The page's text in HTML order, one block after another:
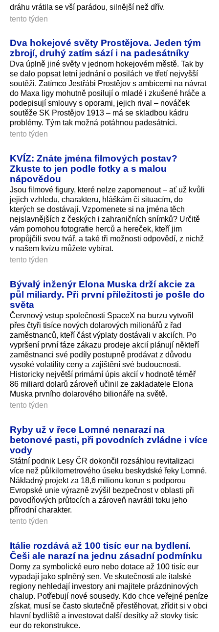
dráhu vrátila se vší parádou, silnější než dřív.
tento týden
Dva hokejové světy Prostějova. Jeden tým
zbrojí, druhý zatím sází i na padesátníky
Dva úplně jiné světy v jednom hokejovém městě. Tak by
se dalo popsat letní jednání o posilách ve třetí nejvyšší
soutěži. Zatímco Jestřábi Prostějov s ambicemi na návrat
do Maxa ligy mohutně posilují o mladé i zkušené hráče a
podepisují smlouvy s oporami, jejich rival – nováček
soutěže SK Prostějov 1913 – má se skladbou kádru
problémy. Tým tak možná potáhnou padesátníci.
tento týden
KVÍZ: Znáte jména filmových postav?
Zkuste to jen podle fotky a s malou
nápovědou
Jsou filmové figury, které nelze zapomenout – ať už kvůli
jejich vzhledu, charakteru, hláškám či situacím, do
kterých se dostávají. Vzpomenete si na jména těch
nejslavnějších z českých i zahraničních snímků? Určitě
vám pomohou fotografie herců a hereček, kteří jim
propůjčili svou tvář, a také tři možnosti odpovědí, z nichž
v našem kvízu můžete vybírat.
tento týden
Bývalý inženýr Elona Muska drží akcie za
půl miliardy. Při první příležitosti je pošle do
světa
Červnový vstup společnosti SpaceX na burzu vytvořil
přes čtyři tisíce nových dolarových milionářů z řad
zaměstnanců, kteří část výplaty dostávali v akciích. Po
vypršení první fáze zákazu prodeje akcií plánují někteří
zaměstnanci své podíly postupně prodávat z důvodu
vysoké volatility ceny a zajištění své budoucnosti.
Historicky největší primární úpis akcií v hodnotě téměř
86 miliard dolarů zároveň učinil ze zakladatele Elona
Muska prvního dolarového bilionáře na světě.
tento týden
Ryby už v řece Lomné nenarazí na
betonové pasti, při povodních zvládne i více
vody
Státní podnik Lesy ČR dokončil rozsáhlou revitalizaci
více než půlkilometrového úseku beskydské řeky Lomné.
Nákladný projekt za 18,6 milionu korun s podporou
Evropské unie výrazně zvýšil bezpečnost v oblasti při
povodňových průtocích a zároveň navrátil toku jeho
přírodní charakter.
tento týden
Itálie rozdává až 100 tisíc eur na bydlení.
Češi ale narazí na jednu zásadní podmínku
Domy za symbolické euro nebo dotace až 100 tisíc eur
vypadají jako splněný sen. Ve skutečnosti ale italské
regiony nehledají investory ani majitele prázdninových
chalup. Potřebují nové sousedy. Kdo chce veřejné peníze
získat, musí se často skutečně přestěhovat, zřídit si v obci
hlavní bydliště a investovat další desítky až stovky tisíc
eur do rekonstrukce.